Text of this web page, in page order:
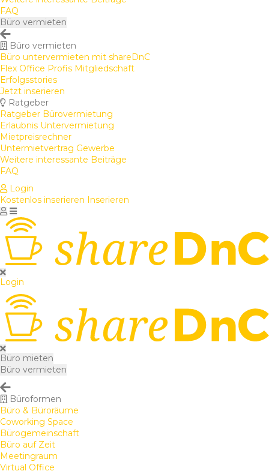
FAQ
Büro vermieten
Büro vermieten
Büro untervermieten mit shareDnC
Flex Office Profis Mitgliedschaft
Erfolgsstories
Jetzt inserieren
Ratgeber
Ratgeber Bürovermietung
Erlaubnis Untervermietung
Mietpreisrechner
Untermietvertrag Gewerbe
Weitere interessante Beiträge
FAQ
Login
Kostenlos inserieren Inserieren
Login
Büro mieten
Büro vermieten
Büroformen
Büro & Büroräume
Coworking Space
Bürogemeinschaft
Büro auf Zeit
Meetingraum
Virtual Office